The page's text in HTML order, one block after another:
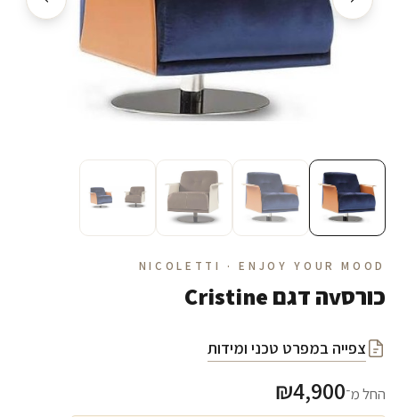
NICOLETTI · ENJOY YOUR MOOD
כורסvה דגם Cristine
צפייה במפרט טכני ומידות
החל מ־ ₪4,900